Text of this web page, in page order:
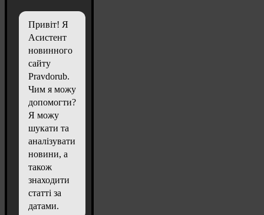
Привіт! Я
Асистент
новинного
сайту
Pravdorub.
Чим я можу
допомогти?
Я можу
шукати та
аналізувати
новини, а
також
знаходити
статті за
датами.